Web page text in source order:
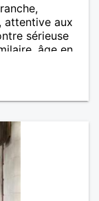
attentive aux
sérieuse
âge en
le
conflits. J
pierres,
cuisiner et
une bonne